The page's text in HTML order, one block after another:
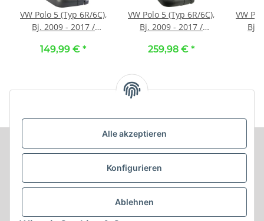
Alle akzeptieren
Konfigurieren
Ablehnen
VW Polo 5 (Typ 6R/6C),
Bj. 2009 - 2017 /
Vordersitzbezüge ::
149,99 € *
VW Polo 5 (Typ 6R/6C),
Bj. 2009 - 2017 /
Komplettsetangebot ::
rot / Stoff schwarz
259,98 € *
VW
Bj.
Informationen
Produkt Informationen
Shop Informationen